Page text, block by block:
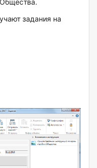
задания на